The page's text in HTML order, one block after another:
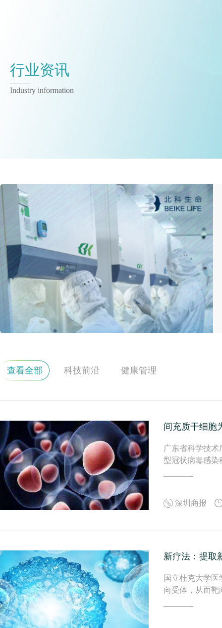
行业资讯
Industry information
查看全部 科技前沿 健康管理
间充质干细胞
广东省科学技
型冠状病毒感
深圳商报
新疗法：提取
国立杜克大学
向受体，从而